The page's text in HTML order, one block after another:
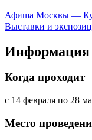
Афиша Москвы —
Выставки и
Информация
Когда проходит
с 14 февраля по 28
Место